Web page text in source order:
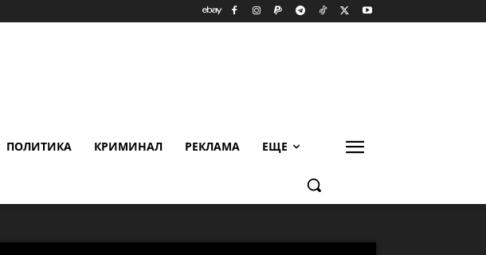
ПОЛИТИКА КРИМИНАЛ РЕКЛАМА ЕЩЕ